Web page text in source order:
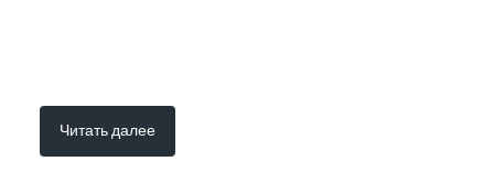
Читать далее